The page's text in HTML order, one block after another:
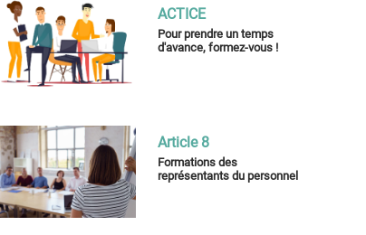
Pour prendre un temps
d'avance, formez-vous !
ACTICE
Formations des
représentants du personnel
Article 8